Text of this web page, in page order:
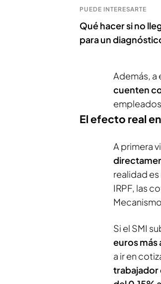
PUEDE INTERESARTE
Qué hacer si no
para un
Además, a
cuenten
El efecto real
A primera
realidad
IRPF, las
Si el SMI
euros más
a ir en
trabajador